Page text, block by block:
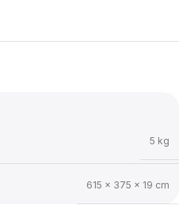
5 kg
615 × 375 × 19 cm